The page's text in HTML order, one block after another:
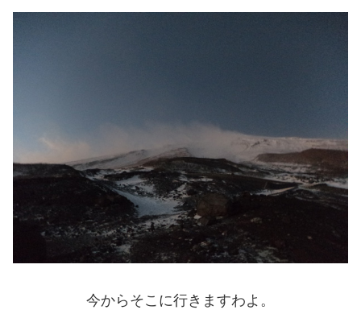
今からそこに行きますわよ。